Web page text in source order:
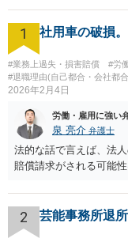
1 社用車の破損
#業務上過失・損害賠償 #労
#退職理由(自己都合・会社都
2026年2月4日
労働・雇用に強い
泉 亮介 弁護士
法的な話で言えば、法
賠償請求がされる可能性
2 芸能事務所退